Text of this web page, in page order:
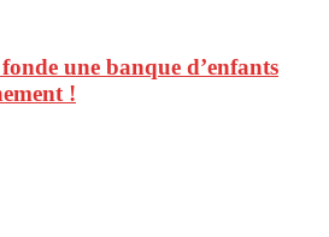
une banque d’enfants
!